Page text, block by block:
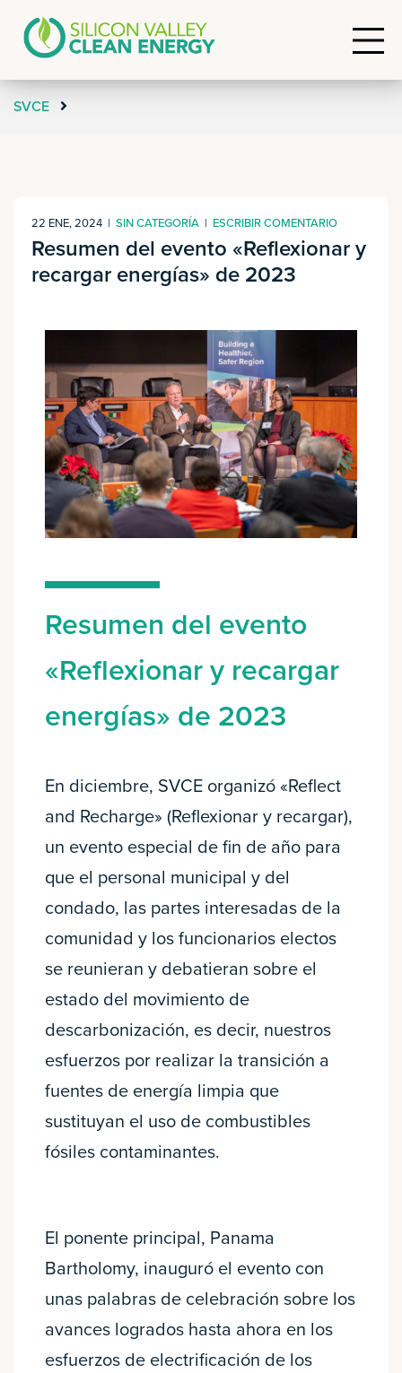
SVCE
22 ENE, 2024 | SIN CATEGORÍA | ESCRIBIR COMENTARIO
Resumen del evento «Reflexionar y
recargar energías» de 2023
Resumen del evento
«Reflexionar y recargar
energías» de 2023
En diciembre, SVCE organizó «Reflect
and Recharge» (Reflexionar y recargar),
un evento especial de fin de año para
que el personal municipal y del
condado, las partes interesadas de la
comunidad y los funcionarios electos
se reunieran y debatieran sobre el
estado del movimiento de
descarbonización, es decir, nuestros
esfuerzos por realizar la transición a
fuentes de energía limpia que
sustituyan el uso de combustibles
fósiles contaminantes.
El ponente principal, Panama
Bartholomy, inauguró el evento con
unas palabras de celebración sobre los
avances logrados hasta ahora en los
esfuerzos de electrificación de los